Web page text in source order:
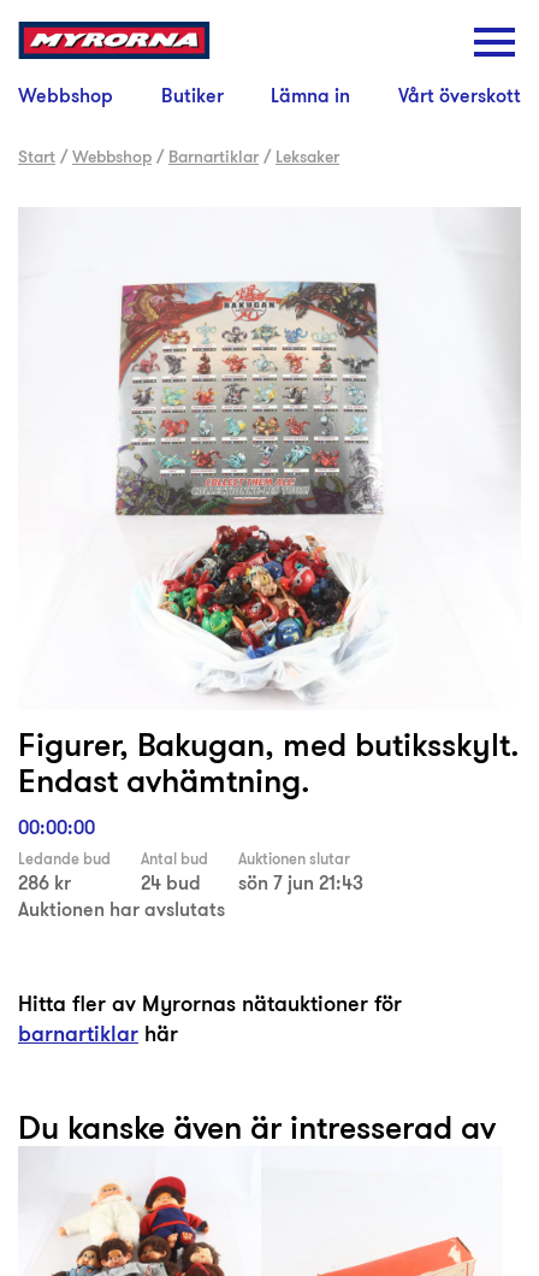
Webbshop Butiker Lämna in Vårt överskott
Start /Webbshop / Barnartiklar / Leksaker
Figurer, Bakugan, med butiksskylt.
Endast avhämtning.
00:00:00
Ledande bud
286 kr
Antal bud
24 bud
Auktionen slutar
sön 7 jun 21:43
Auktionen har avslutats
Hitta fler av Myrornas nätauktioner för
barnartiklar här
Du kanske även är intresserad av